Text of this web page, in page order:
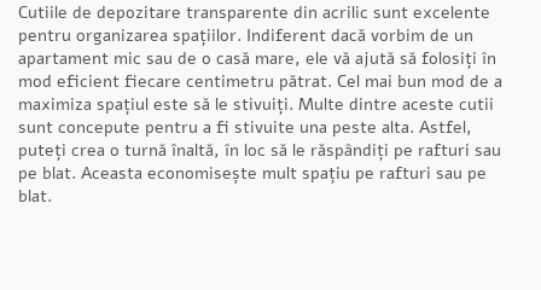
Cutiile de depozitare transparente din acrilic sunt excelente
pentru organizarea spațiilor. Indiferent dacă vorbim de un
apartament mic sau de o casă mare, ele vă ajută să folosiți în
mod eficient fiecare centimetru pătrat. Cel mai bun mod de a
maximiza spațiul este să le stivuiți. Multe dintre aceste cutii
sunt concepute pentru a fi stivuite una peste alta. Astfel,
puteți crea o turnă înaltă, în loc să le răspândiți pe rafturi sau
pe blat. Aceasta economisește mult spațiu pe rafturi sau pe
blat.